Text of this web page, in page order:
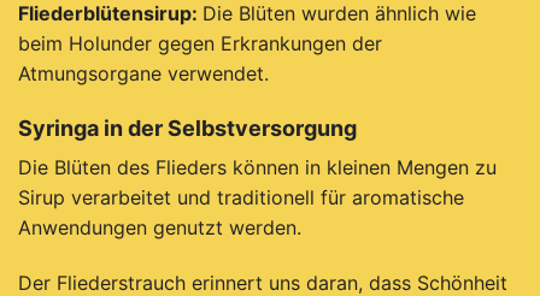
Fliederblütensirup: Die Blüten wurden ähnlich wie
beim Holunder gegen Erkrankungen der
Atmungsorgane verwendet.
Syringa in der Selbstversorgung
Die Blüten des Flieders können in kleinen Mengen zu
Sirup verarbeitet und traditionell für aromatische
Anwendungen genutzt werden.
Der Fliederstrauch erinnert uns daran, dass Schönheit